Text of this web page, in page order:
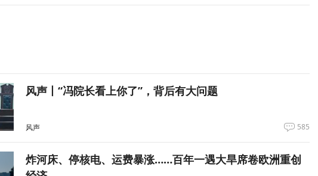
风声丨“冯院长看上你了”，背后有大问题
风声 585
炸河床、停核电、运费暴涨……百年一遇大旱席卷欧洲重创